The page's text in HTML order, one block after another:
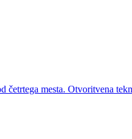
četrtega mesta. Otvoritvena